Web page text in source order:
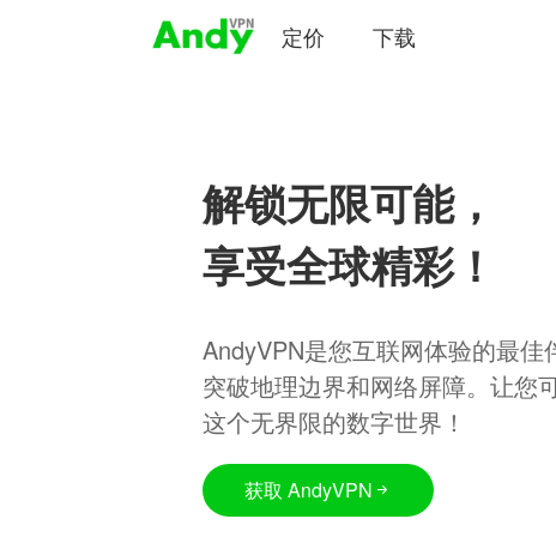
定价 下载
解锁无限可能，
享受全球精彩！
AndyVPN是您互联网体验的最佳
突破地理边界和网络屏障。让您
这个无界限的数字世界！
获取 AndyVPN